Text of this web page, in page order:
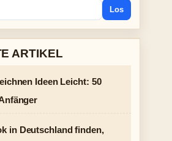
Los
ARTIKEL
Ideen Leicht: 50
in Deutschland finden,